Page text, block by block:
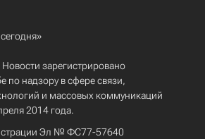
зарегистрировано
по надзору в сфере связи,
и массовых коммуникаций
2014 года.
Эл № ФС77-57640